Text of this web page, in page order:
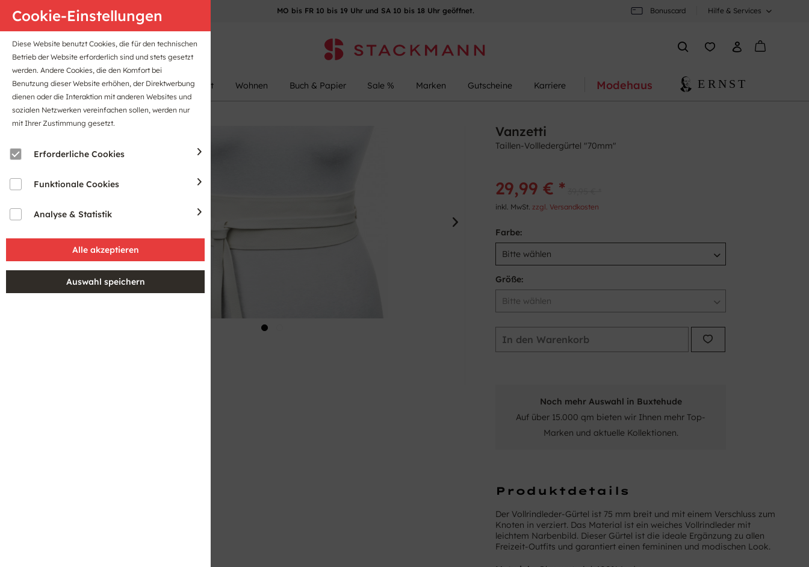
Anfahrt B2B-Portal MO bis FR 10 bis 19 Uhr und SA 10 bis 18 Uhr geöffnet. Bonuscard Hilfe & Services
Damen Herren Kinder Sport Wohnen Buch & Papier Sale % Marken Gutscheine Karriere Modehaus
Cookie-Einstellungen
Diese Website benutzt Cookies, die für den technischen
Betrieb der Website erforderlich sind und stets gesetzt
werden. Andere Cookies, die den Komfort bei
Benutzung dieser Website erhöhen, der Direktwerbung
dienen oder die Interaktion mit anderen Websites und
sozialen Netzwerken vereinfachen sollen, werden nur
mit Ihrer Zustimmung gesetzt.
Erforderliche Cookies
Funktionale Cookies
Analyse & Statistik
Vanzetti
Taillen-Vollledergürtel "70mm"
29,99 € *
inkl. MwSt.zzgl. Versandkosten
Farbe:
Größe:
In den Warenkorb
Noch mehr Auswahl in Buxtehude
Auf über 15.000 qm bieten wir Ihnen mehr Top-
Marken und aktuelle Kollektionen.
Produktdetails
Der Vollrindleder-Gürtel ist 75 mm breit und mit einem Verschluss zum
Knoten in verziert. Das Material ist ein weiches Vollrindleder mit
leichtem Narbenbild. Dieser Gürtel ist die ideale Ergänzung zu allen
Freizeit-Outfits und garantiert einen femininen und modischen Look.